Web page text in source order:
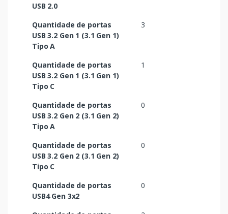
USB 2.0
Quantidade de portas
USB 3.2 Gen 1 (3.1 Gen 1)
Tipo A
3
Quantidade de portas
USB 3.2 Gen 1 (3.1 Gen 1)
Tipo C
1
Quantidade de portas
USB 3.2 Gen 2 (3.1 Gen 2)
Tipo A
0
Quantidade de portas
USB 3.2 Gen 2 (3.1 Gen 2)
Tipo C
0
Quantidade de portas
USB4 Gen 3x2
0